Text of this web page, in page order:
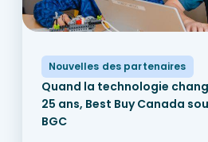
Nouvelles des partenaires
Quand la technologie
25 ans, Best Buy Canada
BGC